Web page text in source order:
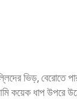
ভিড়, বেরোতে
কয়েক ধাপ উপরে